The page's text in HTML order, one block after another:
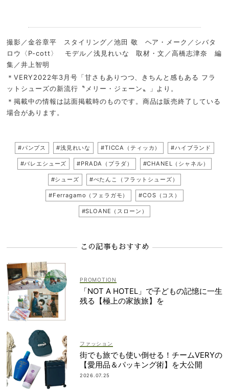
撮影／金谷章平 スタイリング／池田 敬 ヘア・メーク／シバタ
ロウ〈P-cott〉 モデル／浅見れいな 取材・文／高橋志津奈 編
集／井上智明
＊VERY2022年3月号「甘さもありつつ、きちんと感もある フラ
ットシューズの新流行〝メリー・ジェーン〟」より。
＊掲載中の情報は誌面掲載時のものです。商品は販売終了している
場合があります。
#パンプス #浅見れいな #TICCA（ティッカ） #ハイブランド
#バレエシューズ #PRADA（プラダ） #CHANEL（シャネル）
#シューズ #ぺたんこ（フラットシューズ）
#Ferragamo（フェラガモ） #COS（コス）
#SLOANE（スローン）
この記事もおすすめ
「NOT A HOTEL」で子どもの記憶に一生
残る【極上の家族旅】を
ファッション
街でも旅でも使い倒せる！チームVERYの
【愛用品＆パッキング術】を大公開
2026.07.25